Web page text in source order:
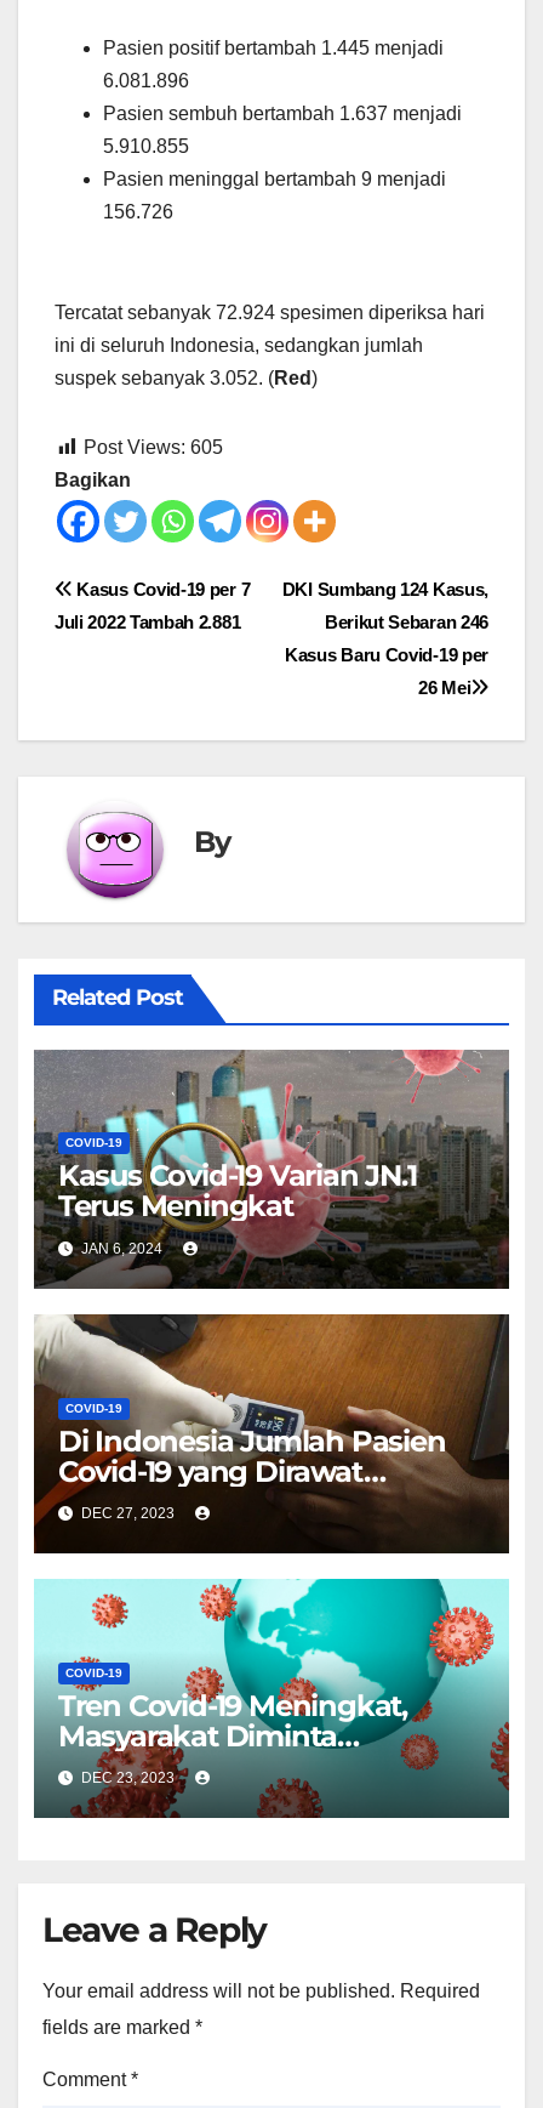
Pasien positif bertambah 1.445 menjadi
6.081.896
Pasien sembuh bertambah 1.637 menjadi
5.910.855
Pasien meninggal bertambah 9 menjadi
156.726
Tercatat sebanyak 72.924 spesimen diperiksa hari
ini di seluruh Indonesia, sedangkan jumlah
suspek sebanyak 3.052. (Red)
Post Views: 605
Bagikan
Post
DKI Sumbang 124 Kasus,
Berikut Sebaran 246
Kasus Baru Covid-19 per
26 Mei
Kasus Covid-19 per 7
Juli 2022 Tambah 2.881
By
Related Post
COVID-19
Kasus Covid-19 Varian JN.1
Terus Meningkat
JAN 6, 2024
COVID-19
Di Indonesia Jumlah Pasien
Covid-19 yang Dirawat
Meningkat 255 Persen
DEC 27, 2023
COVID-19
Tren Covid-19 Meningkat,
Masyarakat Diminta
Tingkatkan Kewaspadaan
DEC 23, 2023
Leave a Reply
Your email address will not be published. Required
fields are marked *
Comment*